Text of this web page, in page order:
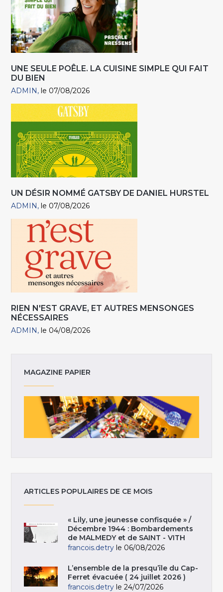
UNE SEULE POÊLE. LA CUISINE SIMPLE QUI FAIT
DU BIEN
ADMIN le 07/08/2026
UN DÉSIR NOMMÉ GATSBY DE DANIEL HURSTEL
ADMIN le 07/08/2026
RIEN N'EST GRAVE, ET AUTRES MENSONGES
NÉCESSAIRES
ADMIN le 04/08/2026
MAGAZINE PAPIER
ARTICLES POPULAIRES DE CE MOIS
« Lily, une jeunesse confisquée » /
Décembre 1944 : Bombardements
de MALMEDY et de SAINT - VITH
francois.detry le 06/08/2026
L’ensemble de la presqu’île du Cap-
Ferret évacuée ( 24 juillet 2026 )
francois.detry le 24/07/2026